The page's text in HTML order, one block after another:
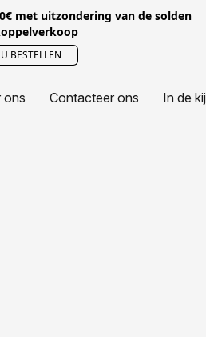
met uitzondering van de solden
BESTELLEN
ons Contacteer ons In de